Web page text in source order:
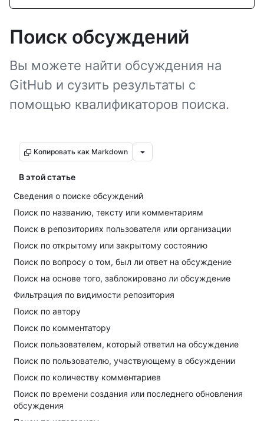
Поиск обсуждений
Вы можете найти обсуждения на
GitHub и сузить результаты с
помощью квалификаторов поиска.
Копировать как Markdown
В этой статье
Сведения о поиске обсуждений
Поиск по названию, тексту или комментариям
Поиск в репозиториях пользователя или организации
Поиск по открытому или закрытому состоянию
Поиск по вопросу о том, был ли ответ на обсуждение
Поиск на основе того, заблокировано ли обсуждение
Фильтрация по видимости репозитория
Поиск по автору
Поиск по комментатору
Поиск пользователем, который ответил на обсуждение
Поиск по пользователю, участвующему в обсуждении
Поиск по количеству комментариев
Поиск по времени создания или последнего обновления
обсуждения